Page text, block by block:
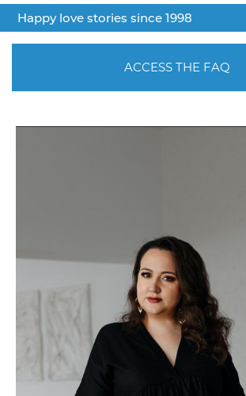
Happy love stories since 1998
ACCESS THE FAQ